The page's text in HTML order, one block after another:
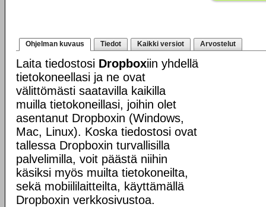
Ohjelman kuvaus Tiedot Kaikki versiot Arvostelut
Laita tiedostosi Dropboxiin yhdellä
tietokoneellasi ja ne ovat
välittömästi saatavilla kaikilla
muilla tietokoneillasi, joihin olet
asentanut Dropboxin (Windows,
Mac, Linux). Koska tiedostosi ovat
tallessa Dropboxin turvallisilla
palvelimilla, voit päästä niihin
käsiksi myös muilta tietokoneilta,
sekä mobiililaitteilta, käyttämällä
Dropboxin verkkosivustoa.